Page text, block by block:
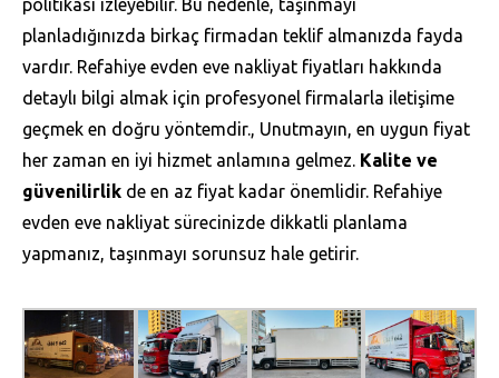
politikası izleyebilir. Bu nedenle, taşınmayı
planladığınızda birkaç firmadan teklif almanızda fayda
vardır. Refahiye evden eve nakliyat fiyatları hakkında
detaylı bilgi almak için profesyonel firmalarla iletişime
geçmek en doğru yöntemdir., Unutmayın, en uygun fiyat
her zaman en iyi hizmet anlamına gelmez. Kalite ve
güvenilirlik de en az fiyat kadar önemlidir. Refahiye
evden eve nakliyat sürecinizde dikkatli planlama
yapmanız, taşınmayı sorunsuz hale getirir.